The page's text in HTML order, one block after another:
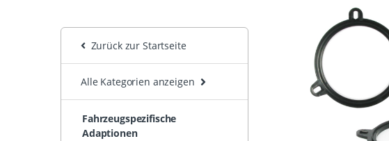
Zurück zur Startseite
Alle Kategorien anzeigen
Fahrzeugspezifische
Adaptionen